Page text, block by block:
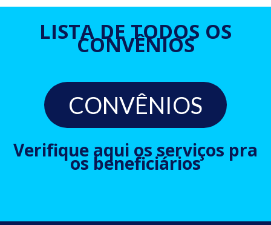
LISTA DE TODOS OS
CONVÊNIOS
CONVÊNIOS
Verifique aqui os serviços pra
os beneficiários